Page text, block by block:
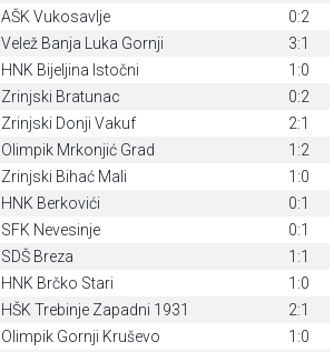
AŠK Vukosavlje
0:2
Velež Banja Luka Gornji
3:1
HNK Bijeljina Istočni
1:0
Zrinjski Bratunac
0:2
Zrinjski Donji Vakuf
2:1
Olimpik Mrkonjić Grad
1:2
Zrinjski Bihać Mali
1:0
HNK Berkovići
0:1
SFK Nevesinje
0:1
SDŠ Breza
1:1
HNK Brčko Stari
1:0
HŠK Trebinje Zapadni 1931
2:1
Olimpik Gornji Kruševo
1:0